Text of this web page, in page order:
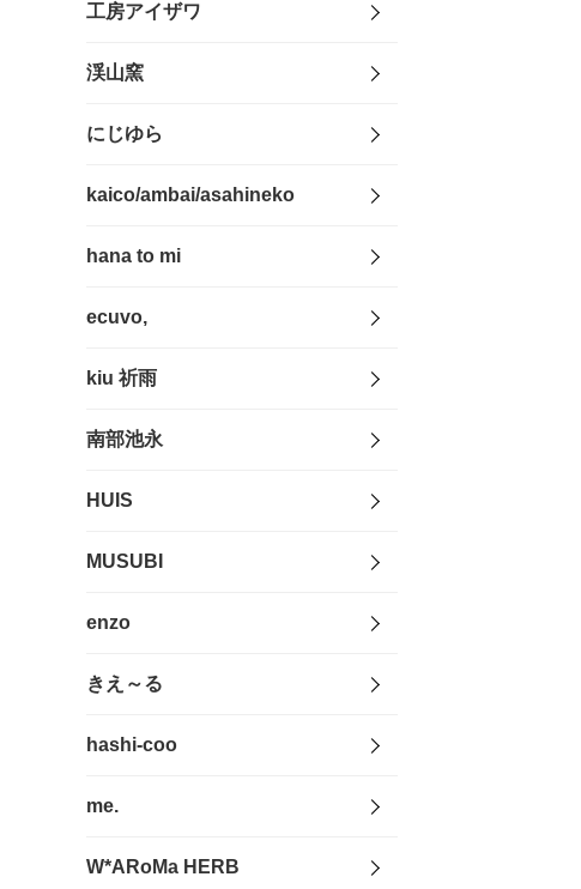
工房アイザワ
渓山窯
にじゆら
kaico/ambai/asahineko
hana to mi
ecuvo,
kiu 祈雨
南部池永
HUIS
MUSUBI
enzo
きえ～る
hashi-coo
me.
W*ARoMa HERB